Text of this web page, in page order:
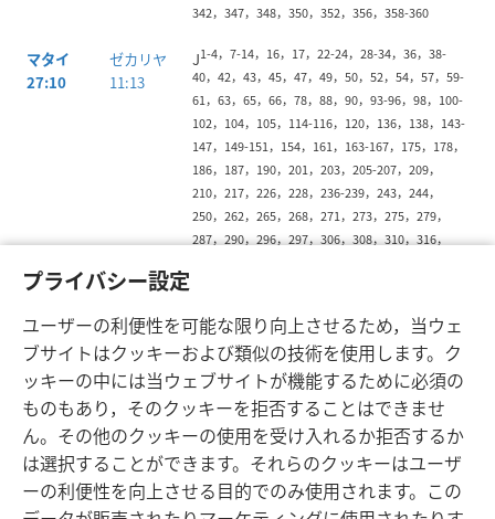
プライバシー設定
ユーザーの利便性を可能な限り向上させるため，当ウェ
ブサイトはクッキーおよび類似の技術を使用します。ク
ッキーの中には当ウェブサイトが機能するために必須の
ものもあり，そのクッキーを拒否することはできませ
ん。その他のクッキーの使用を受け入れるか拒否するか
は選択することができます。それらのクッキーはユーザ
ーの利便性を向上させる目的でのみ使用されます。この
342，347，348，350，352，356，358-360
マタイ
27:10
ゼカリヤ
11:13
J1-4，7-14，16，17，22-24，28-34，36，38-
40，42，43，45，47，49，50，52，54，57，59-
61，63，65，66，78，88，90，93-96，98，100-
102，104，105，114-116，120，136，138，143-
147，149-151，154，161，163-167，175，178，
186，187，190，201，203，205-207，209，
210，217，226，228，236-239，243，244，
250，262，265，268，271，273，275，279，
287，290，296，297，306，308，310，316，
日本語 シェアする 設定
Copyright © 2026 Watch Tower Bible and Tract Society of Pennsylvania
利用規約
プライバシーに関する方針 プライバシー設定
JW.ORG
ログイン